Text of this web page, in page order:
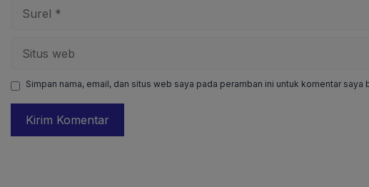
Simpan nama, email, dan situs web saya pada peramban ini untuk komentar saya